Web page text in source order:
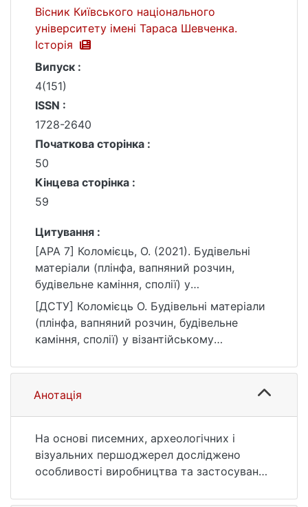
Вісник Київського національного
університету імені Тараса Шевченка.
Історія
Випуск :
4(151)
ISSN :
1728-2640
Початкова сторінка :
50
Кінцева сторінка :
59
Цитування :
[APA 7] Коломієць, О. (2021). Будівельні
матеріали (плінфа, вапняний розчин,
будівельне каміння, сполії) у
візантійському храмовому будівництві
кінця IV – середини XV ст. Вісник
Київського національного університету
імені Тараса Шевченка. Історія, (4(151)),
50–59. https://doi.org/10.17721/1728-
[ДСТУ] Коломієць О. Будівельні матеріали
(плінфа, вапняний розчин, будівельне
каміння, сполії) у візантійському
XV ст. Вісник Київського національного
університету імені Тараса Шевченка.
Історія. 2021. № 4(151). С. 50—59. DOI:
звернення: 25.07.2026).
Анотація
На основі писемних, археологічних і
візуальних першоджерел досліджено
особливості виробництва та застосування
храмах кінця IV – середини XV ст.